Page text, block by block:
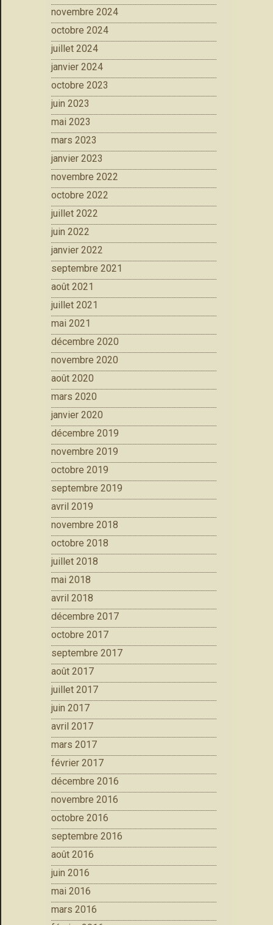
novembre 2024
octobre 2024
juillet 2024
janvier 2024
octobre 2023
juin 2023
mai 2023
mars 2023
janvier 2023
novembre 2022
octobre 2022
juillet 2022
juin 2022
janvier 2022
septembre 2021
août 2021
juillet 2021
mai 2021
décembre 2020
novembre 2020
août 2020
mars 2020
janvier 2020
décembre 2019
novembre 2019
octobre 2019
septembre 2019
avril 2019
novembre 2018
octobre 2018
juillet 2018
mai 2018
avril 2018
décembre 2017
octobre 2017
septembre 2017
août 2017
juillet 2017
juin 2017
avril 2017
mars 2017
février 2017
décembre 2016
novembre 2016
octobre 2016
septembre 2016
août 2016
juin 2016
mai 2016
mars 2016